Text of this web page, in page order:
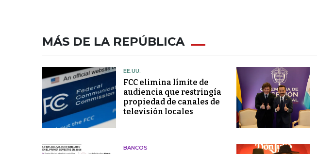
MÁS DE LA REPÚBLICA
EE.UU.
FCC elimina límite de
audiencia que restringía
propiedad de canales de
televisión locales
BANCOS